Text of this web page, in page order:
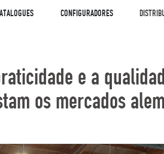
CONFIGURADORES
e a
os mercados